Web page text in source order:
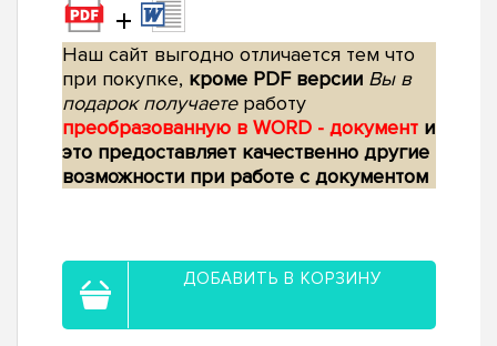
+
Наш сайт выгодно отличается тем что
при покупке, кроме PDF версии Вы в
подарок получаетеработу
преобразованную в WORD - документ и
это предоставляет качественно другие
возможности при работе с документом
ДОБАВИТЬ В КОРЗИНУ